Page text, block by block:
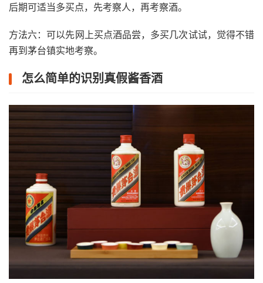
后期可适当多买点，先考察人，再考察酒。
方法六：可以先网上买点酒品尝，多买几次试试，觉得不错
再到茅台镇实地考察。
怎么简单的识别真假酱香酒